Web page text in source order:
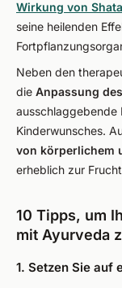
Wirkung von
seine heilenden
Neben den
die Anpassung
ausschlaggebende
Kinderwunsches.
von körperlichem
erheblich zur
10 Tipps, um
mit Ayurveda
1. Setzen Sie auf